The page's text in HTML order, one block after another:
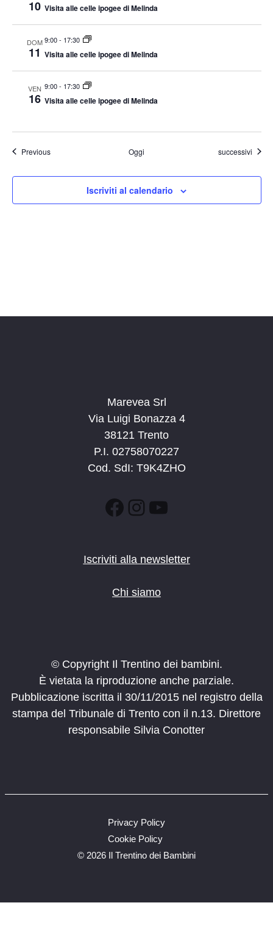
10 Visita alle celle ipogee di Melinda
DOM
11
9:00- 17:30
Visita alle celle ipogee di Melinda
VEN
16
9:00- 17:30
Visita alle celle ipogee di Melinda
PreviousEventi Oggi Eventi
successivi
Iscriviti al calendario
Marevea Srl
Via Luigi Bonazza 4
38121 Trento
P.I. 02758070227
Cod. SdI: T9K4ZHO
Facebook
Instagram
YouTube
Iscriviti alla newsletter
Chi siamo
© Copyright Il Trentino dei bambini.
È vietata la riproduzione anche parziale.
Pubblicazione iscritta il 30/11/2015 nel registro della
stampa del Tribunale di Trento con il n.13. Direttore
responsabile Silvia Conotter
© 2026 Il Trentino dei Bambini
Privacy Policy
Cookie Policy